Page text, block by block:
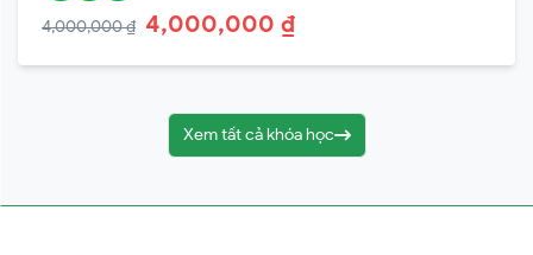
4,000,000 ₫ 4,000,000 ₫
Xem tất cả khóa học